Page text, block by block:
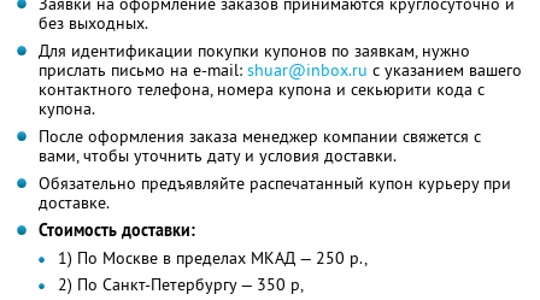
без выходных.
Для идентификации покупки купонов по заявкам, нужно
прислать письмо на e-mail: shuar@inbox.ru с указанием вашего
контактного телефона, номера купона и секьюрити кода с
купона.
После оформления заказа менеджер компании свяжется с
вами, чтобы уточнить дату и условия доставки.
Обязательно предъявляйте распечатанный купон курьеру при
доставке.
Стоимость доставки:
1) По Москве в пределах МКАД — 250 р.,
2) По Санкт-Петербургу — 350 р,